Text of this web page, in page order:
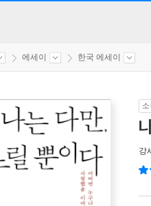
에세이 한국 에세이
강